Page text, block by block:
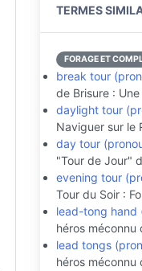
TERMES
FORAGE ET
break tour
de Brisure :
daylight tour
Naviguer sur le
day tour
"Tour de Jour"
evening tour
Tour du Soir :
lead-tong hand
héros
lead tongs
héros